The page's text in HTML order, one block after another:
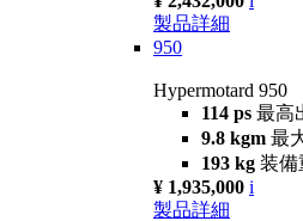
製品詳細
950
Hypermotard 950
114 ps 最高
9.8 kgm 最
193 kg 装備
¥ 1,935,000 i
製品詳細